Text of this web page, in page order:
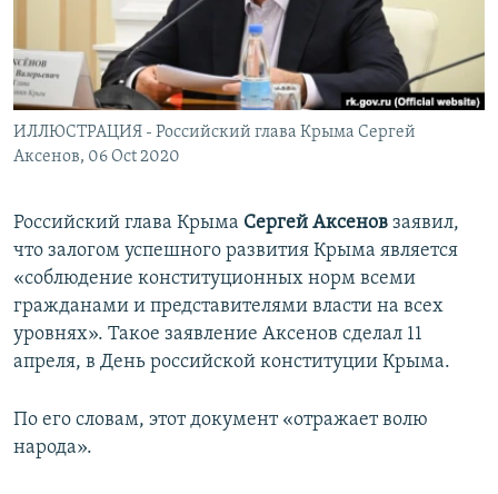
ПОБЕДИТЕЛЕЙ НЕ СУДЯТ?
КРЫМ.НЕПОКОРЕННЫЙ
ELIFBE
УКРАИНСКАЯ ПРОБЛЕМА КРЫМА
ПРИСОЕДИНЯЙТЕСЬ!
Все сайты RFE/RL
ИЛЛЮСТРАЦИЯ - Российский глава Крыма Сергей
Аксенов, 06 Oct 2020
Российский глава Крыма Сергей Аксенов заявил,
что залогом успешного развития Крыма является
«соблюдение конституционных норм всеми
гражданами и представителями власти на всех
уровнях». Такое заявление Аксенов сделал 11
апреля, в День российской конституции Крыма.
По его словам, этот документ «отражает волю
народа».